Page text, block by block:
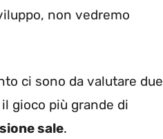
non vedremo
ci sono da valutare due
gioco più grande di
sale.